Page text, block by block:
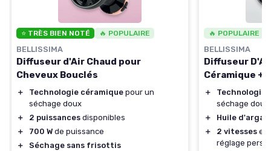
⭐ TRÈS BIEN NOTÉ 🔥 POPULAIRE
BELLISSIMA
Diffuseur d'Air Chaud pour
Cheveux Bouclés
＋ Technologie céramique pour un
séchage doux
＋
2 puissances disponibles
＋
700 W de puissance
＋
Séchage sans frisottis
🔥 POPULAIRE
BELLISSIMA
Diffuseur
Céramique +
＋
Technologie
séchage doux
＋
Huile d'argan
＋
2 vitesses et
réglage